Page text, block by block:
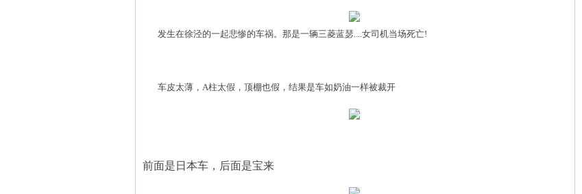
发生在徐泾的一起悲惨的车祸。那是一辆三菱蓝瑟....女司机当场死亡!
车皮太薄，A柱太假，顶棚也假，结果是车如奶油一样被裁开
前面是日本车，后面是宝来